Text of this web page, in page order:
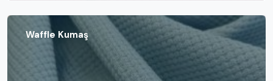
Waffle Kumaş